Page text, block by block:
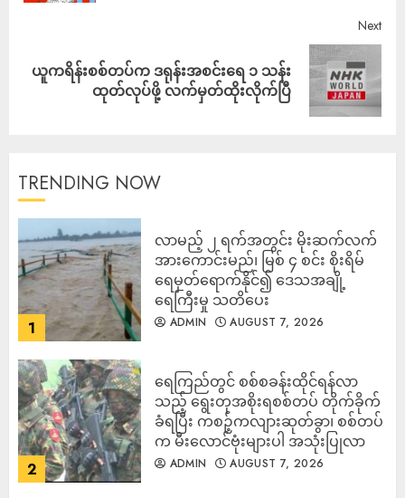
Next
ယူကရိန်းစစ်တပ်က ဒရုန်းအစင်းရေ ၁ သန်း
ထုတ်လုပ်ဖို့ လက်မှတ်ထိုးလိုက်ပြီ
TRENDING NOW
1
လာမည့် ၂ ရက်အတွင်း မိုးဆက်လက်
အားကောင်းမည်၊ မြစ် ၄ စင်း စိုးရိမ်
ရေမှတ်ရောက်နိုင်၍ ဒေသအချို့
ရေကြီးမှု သတိပေး
ADMIN AUGUST 7, 2026
2
ရေကြည်တွင် စစ်စခန်းထိုင်ရန်လာ
သည့် ရွေးတုအစိုးရစစ်တပ် တိုက်ခိုက်
ခံရပြီး ကစဉ့်ကလျားဆုတ်ခွာ၊ စစ်တပ်
က မီးလောင်ဗုံးများပါ အသုံးပြုလာ
ADMIN AUGUST 7, 2026